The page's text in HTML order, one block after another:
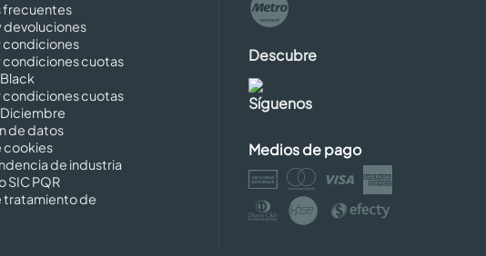
frecuentes
devoluciones
condiciones
condiciones cuotas
condiciones cuotas
de datos
cookies
de industria
SIC PQR
tratamiento de
Descubre
Síguenos
Medios de pago